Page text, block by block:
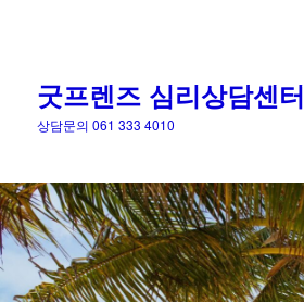
굿프렌즈 심리상담센터
상담문의 061 333 4010